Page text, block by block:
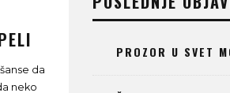
da
neko
PROZOR U SVET